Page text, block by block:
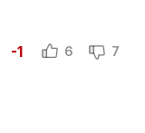
-1 6 7